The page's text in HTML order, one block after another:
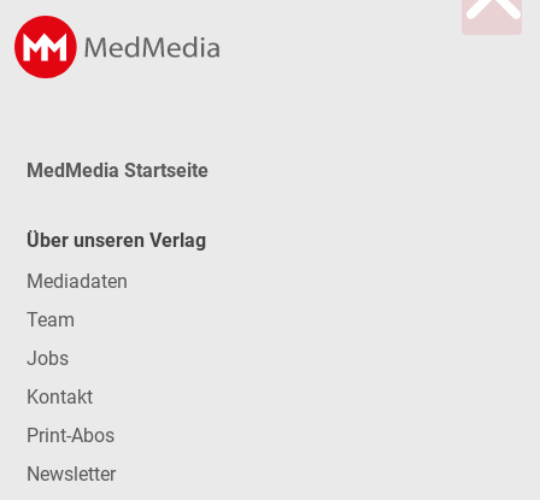
MedMedia Startseite
Über unseren Verlag
Mediadaten
Team
Jobs
Kontakt
Print-Abos
Newsletter